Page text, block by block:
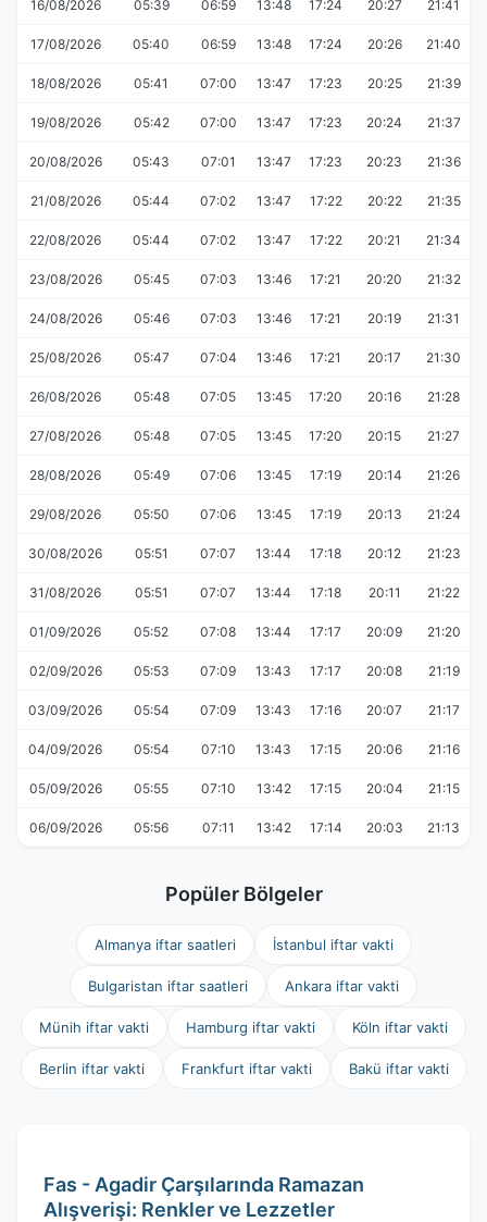
16/08/2026 05:39 06:59 13:48 17:24 20:27 21:41
17/08/2026 05:40 06:59 13:48 17:24 20:26 21:40
18/08/2026 05:41 07:00 13:47 17:23 20:25 21:39
19/08/2026 05:42 07:00 13:47 17:23 20:24 21:37
20/08/2026 05:43 07:01 13:47 17:23 20:23 21:36
21/08/2026 05:44 07:02 13:47 17:22 20:22 21:35
22/08/2026 05:44 07:02 13:47 17:22 20:21 21:34
23/08/2026 05:45 07:03 13:46 17:21 20:20 21:32
24/08/2026 05:46 07:03 13:46 17:21 20:19 21:31
25/08/2026 05:47 07:04 13:46 17:21 20:17 21:30
26/08/2026 05:48 07:05 13:45 17:20 20:16 21:28
27/08/2026 05:48 07:05 13:45 17:20 20:15 21:27
28/08/2026 05:49 07:06 13:45 17:19 20:14 21:26
29/08/2026 05:50 07:06 13:45 17:19 20:13 21:24
30/08/2026 05:51 07:07 13:44 17:18 20:12 21:23
31/08/2026 05:51 07:07 13:44 17:18 20:11 21:22
01/09/2026 05:52 07:08 13:44 17:17 20:09 21:20
02/09/2026 05:53 07:09 13:43 17:17 20:08 21:19
03/09/2026 05:54 07:09 13:43 17:16 20:07 21:17
04/09/2026 05:54 07:10 13:43 17:15 20:06 21:16
05/09/2026 05:55 07:10 13:42 17:15 20:04 21:15
06/09/2026 05:56 07:11 13:42 17:14 20:03 21:13
Popüler Bölgeler
Almanya iftar saatleri İstanbul iftar vakti
Bulgaristan iftar saatleri Ankara iftar vakti
Münih iftar vakti Hamburg iftar vakti Köln iftar vakti
Berlin iftar vakti Frankfurt iftar vakti Bakü iftar vakti
Fas - Agadir Çarşılarında Ramazan
Alışverişi: Renkler ve Lezzetler